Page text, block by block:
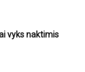
vyks naktimis